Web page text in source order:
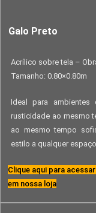
Galo Preto
Acrílico sobre tela –
Tamanho: 0.80×0.80m
Ideal para
rusticidade ao mesmo
ao mesmo tempo
estilo a qualquer espaço.
Clique aqui para
em nossa loja